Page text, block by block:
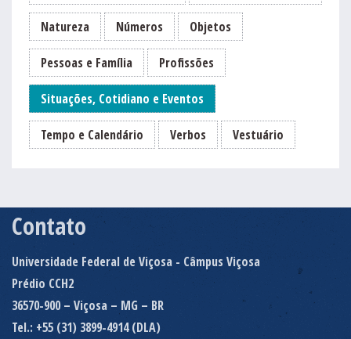
Natureza Números Objetos
Pessoas e Família Profissões
Situações, Cotidiano e Eventos
Tempo e Calendário Verbos Vestuário
Contato
Universidade Federal de Viçosa - Câmpus Viçosa
Prédio CCH2
36570-900 – Viçosa – MG – BR
Tel.: +55 (31) 3899-4914 (DLA)